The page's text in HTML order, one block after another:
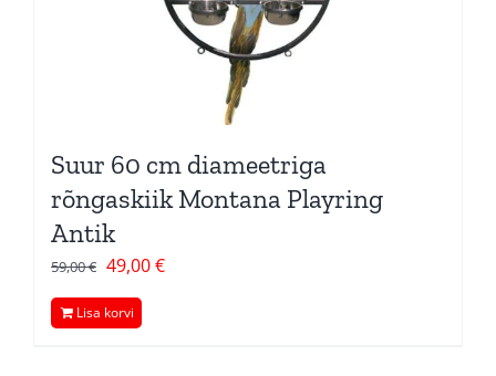
Suur 60 cm diameetriga
rõngaskiik Montana Playring
Antik
59,00€ Algne
hind
oli:
49,00€Current
Lisa korvi